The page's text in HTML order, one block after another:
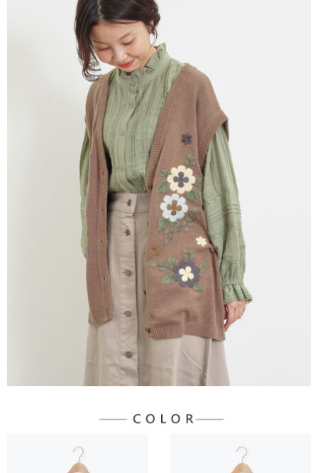
3.實際核准額度、可分期數及費用金額請依後續交易確認頁面所載為準。
4.訂單成立30分鐘內，如未前往確認交易或遇審核未通過，訂單將自動取
消。如遇「轉專審核」未通過狀況，表示未達大哥付你分期系統評分，恕無
法說明評估內容。
【繳款方式說明】
1.分期款項不併入電信帳單，「大哥付你分期」於每月結算日後寄送繳費提
2.透過簡訊連結打開帳單後，可選擇「超商條碼／台灣大直營門市／銀行轉
帳／街口支付／iPASS MONEY」等通路繳費。
1.本服務係由「台灣大哥大股份有限公司」（以下簡稱本公司）所提供，讓
用戶於交易時，得透過本服務購買商品或服務，並由商店將買賣／分期付款
買賣價金債權讓與本公司後，依約使用本公司帳單繳交帳款。
2.基於同意付款使用「大哥付你分期」之契約關係目的，商店將以您的個人
資料（包含姓名、電話或地址）提供予台灣大哥大進項蒐集、處理及利用，
由本公司與您本人進行分期帳單所需資料之確認、核對及更正。
3.完整用戶服務條款，請詳閱以下連結：https://oppay.tw/userRule
１．簡單：不需註冊會員、不需綁卡、不需儲值。
２．便利：只要手機號碼，簡訊認證，即可結帳。
３．安心：先確認商品／服務後，再付款。
【「AFTEE先享後付」結帳流程】
１．於結帳方式選擇「AFTEE先享後付」後，將跳轉至「AFTEE先享後付」
結帳頁面，進行簡訊認證並確認金額後，即可完成結帳。
２．訂單成立數日內，您將收到繳費通知簡訊。
３．收到繳費通知簡訊後14天內，點擊此簡訊中的連結，可透過四大超商／
ATM／網路銀行／等多元方式進行付款，方視為交易完成。
※ 請注意：結帳手續完成當下不需立刻繳費，但若您需要取消訂單，請聯絡
購買商品的店家。未經商家同意取消之訂單仍視為有效，需透過AFTEE先享
後付繳納相關費用。
※ 交易是否成功請以「AFTEE先享後付 」之結帳頁面顯示為準，若有關於
是否繳費成功／繳費後需取消欲退款等相關疑問，請聯繫「AFTEE先享後付
https://netprotections.freshdesk.com/support/home
１．透過由恩沛科技股份有限公司提供之「AFTEE先享後付」服務完成之交
易，需依本服務之必要範圍內提供個人資料，並將交易相關給付款項請求債
權轉讓予恩沛科技股份有限公司。
２．關於個人資料處理事宜，請瀏覽以下網址：
https://aftee.tw/terms/#terms3
３．未成年的使用者請事先徵得法定代理人或監護人之同意方可使用
「AFTEE先享後付」，若未經同意申辦者引起之損失，本公司不負相關責
４．使用「AFTEE先享後付」時，將依據個別帳號之用戶狀況，依本公司即
時審查核予不同之上限額度；若仍有額度不足之情形，本公司將視審查結果
請求用戶進行身份認證。
每筆NT$60，滿NT$388(含以上)免運費
每筆NT$60，滿NT$388(含以上)免運費
每筆NT$60，滿NT$888(含以上)免運費
每筆NT$60，滿NT$888(含以上)免運費
每筆NT$60，滿NT$888(含以上)免運費
每筆NT$60，滿NT$888(含以上)免運費
每筆NT$90，滿NT$888(含以上)免運費